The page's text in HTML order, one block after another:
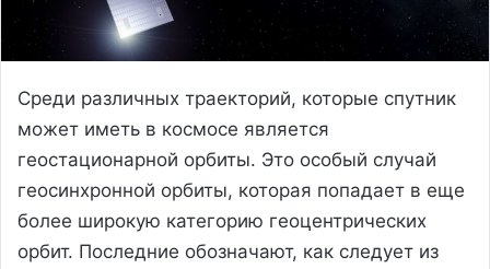
Среди различных траекторий, которые спутник
может иметь в космосе является
геостационарной орбиты. Это особый случай
геосинхронной орбиты, которая попадает в еще
более широкую категорию геоцентрических
орбит. Последние обозначают, как следует из